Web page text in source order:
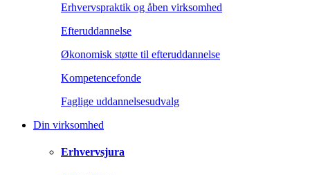
Erhvervspraktik og åben virksomhed
Efteruddannelse
Økonomisk støtte til efteruddannelse
Kompetencefonde
Faglige uddannelsesudvalg
Din virksomhed
Erhvervsjura